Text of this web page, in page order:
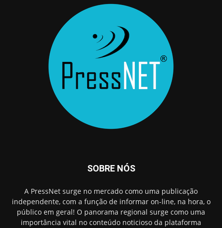
SOBRE NÓS
A PressNet surge no mercado como uma publicação
independente, com a função de informar on-line, na hora, o
público em geral! O panorama regional surge como uma
importância vital no conteúdo noticioso da plataforma